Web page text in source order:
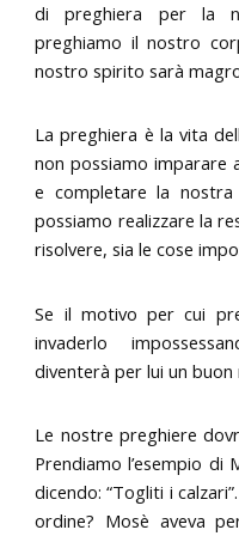
di preghiera per la
preghiamo il nostro
nostro spirito sarà
La preghiera è la vita
non possiamo imparare
e completare la nostra
possiamo realizzare la
risolvere, sia le cose
Se il motivo per cui
invaderlo
diventerà per lui un
Le nostre preghiere
Prendiamo l’esempio di
dicendo: “Togliti i
ordine? Mosè aveva